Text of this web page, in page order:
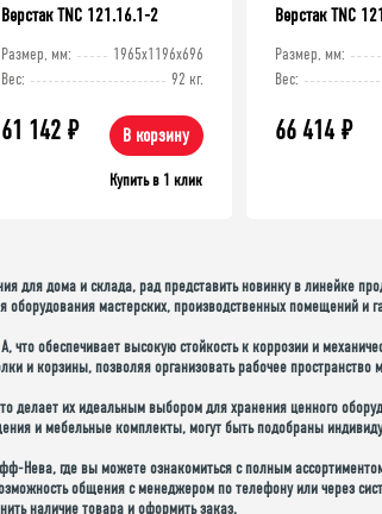
Верстак TNC 121.16.1-2
Размер, мм:
1965x1196x696
Вес:
92 кг.
61 142 ₽ В корзину
Купить в 1 клик
Верстак TNC
Размер, мм:
Вес:
66 414 ₽
для дома и склада, рад представить новинку в линейке
оборудования мастерских, производственных помещений и
что обеспечивает высокую стойкость к коррозии и
и корзины, позволяя организовать рабочее пространство
делает их идеальным выбором для хранения ценного
и мебельные комплекты, могут быть подобраны
Нева, где вы можете ознакомиться с полным
общения с менеджером по телефону или через
наличие товара и оформить заказ.